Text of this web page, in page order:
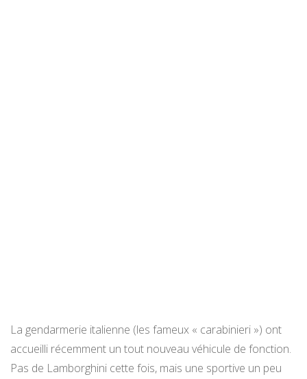
La gendarmerie italienne (les fameux « carabinieri ») ont
accueilli récemment un tout nouveau véhicule de fonction.
Pas de Lamborghini cette fois, mais une sportive un peu